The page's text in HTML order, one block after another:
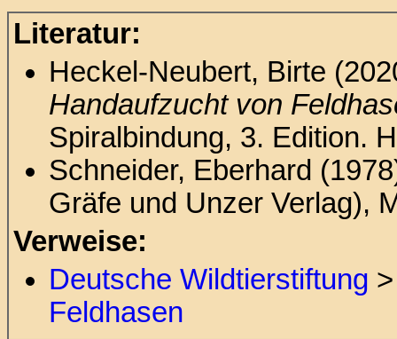
Literatur:
Heckel-Neubert, Birte
Handaufzucht von
Spiralbindung, 3. Edition.
Schneider, Eberhard
Gräfe und Unzer Verlag),
Verweise:
Deutsche Wildtierstiftung
Feldhasen